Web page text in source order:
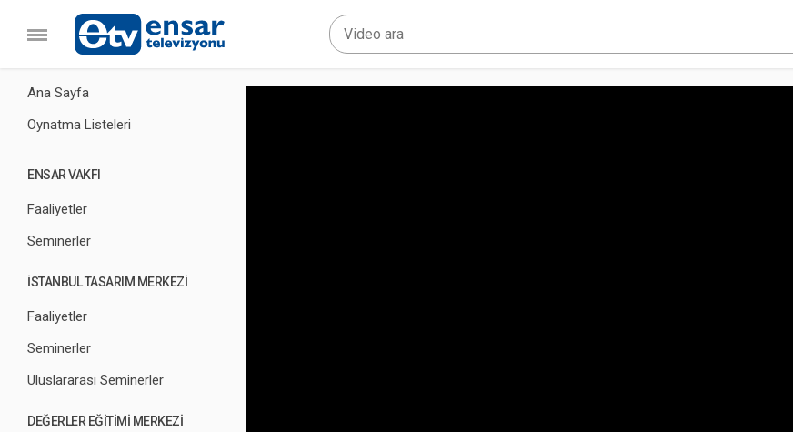
Ana Sayfa
Oynatma Listeleri
ENSAR VAKFI
Faaliyetler
Seminerler
İSTANBUL TASARIM MERKEZİ
Faaliyetler
Seminerler
Uluslararası Seminerler
DEĞERLER EĞİTİMİ MERKEZİ